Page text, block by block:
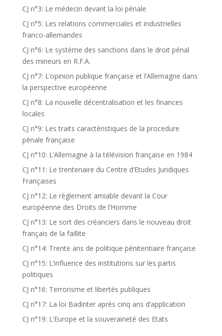
CJ n°3: Le médecin devant la loi pénale
CJ n°5: Les relations commerciales et industrielles
franco-allemandes
CJ n°6: Le système des sanctions dans le droit pénal
des mineurs en R.F.A.
CJ n°7: L’opinion publique française et l’Allemagne dans
la perspective européenne
CJ n°8: La nouvelle décentralisation et les finances
locales
CJ n°9: Les traits caractéristiques de la procedure
pénale française
CJ n°10: L’Allemagne à la télévision française en 1984
CJ n°11: Le trentenaire du Centre d’Etudes Juridiques
Françaises
CJ n°12: Le règlement amiable devant la Cour
européenne des Droits de l’Homme
CJ n°13: Le sort des créanciers dans le nouveau droit
français de la faillite
CJ n°14: Trente ans de politique pénitentiaire française
CJ n°15: L’influence des institutions sur les partis
politiques
CJ n°16: Terrorisme et libertés publiques
CJ n°17: La loi Badinter après cinq ans d’application
CJ n°19: L’Europe et la souveraineté des Etats